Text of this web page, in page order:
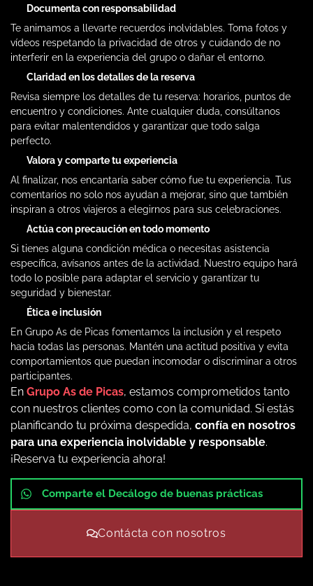
Documenta con responsabilidad
Te animamos a llevarte recuerdos inolvidables. Toma fotos y
vídeos respetando la privacidad de otros y cuidando de no
interferir en la experiencia del grupo o dañar el entorno.
Claridad en los detalles de la reserva
Revisa siempre los detalles de tu reserva: horarios, puntos de
encuentro y condiciones. Ante cualquier duda, consúltanos
para evitar malentendidos y garantizar que todo salga
perfecto.
Valora y comparte tu experiencia
Al finalizar, nos encantaría saber cómo fue tu experiencia. Tus
comentarios no solo nos ayudan a mejorar, sino que también
inspiran a otros viajeros a elegirnos para sus celebraciones.
Actúa con precaución en todo momento
Si tienes alguna condición médica o necesitas asistencia
específica, avísanos antes de la actividad. Nuestro equipo hará
todo lo posible para adaptar el servicio y garantizar tu
seguridad y bienestar.
Ética e inclusión
En Grupo As de Picas fomentamos la inclusión y el respeto
hacia todas las personas. Mantén una actitud positiva y evita
comportamientos que puedan incomodar o discriminar a otros
participantes.
En Grupo As de Picas, estamos comprometidos tanto
con nuestros clientes como con la comunidad. Si estás
planificando tu próxima despedida, confía en nosotros
para una experiencia inolvidable y responsable.
¡Reserva tu experiencia ahora!
Comparte el Decálogo de buenas prácticas
Contácta con nosotros